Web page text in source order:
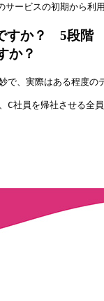
サービスの初期から
すか？ 5段階
か？
で、実際はある程度
C社員を帰社させる全